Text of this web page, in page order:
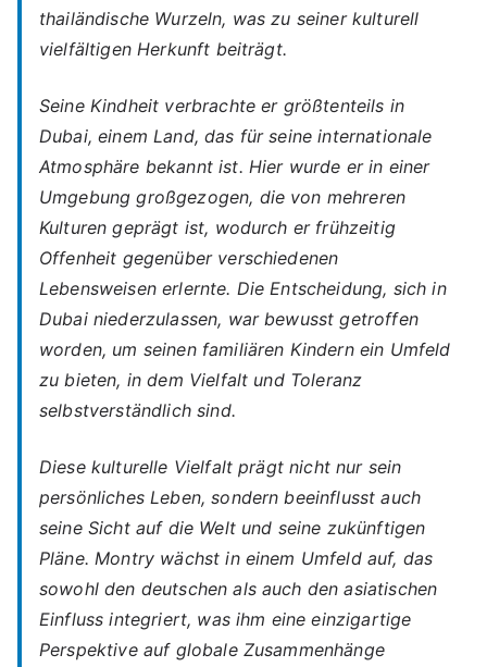
thailändische Wurzeln, was zu seiner kulturell
vielfältigen Herkunft beiträgt.
Seine Kindheit verbrachte er größtenteils in
Dubai, einem Land, das für seine internationale
Atmosphäre bekannt ist. Hier wurde er in einer
Umgebung großgezogen, die von mehreren
Kulturen geprägt ist, wodurch er frühzeitig
Offenheit gegenüber verschiedenen
Lebensweisen erlernte. Die Entscheidung, sich in
Dubai niederzulassen, war bewusst getroffen
worden, um seinen familiären Kindern ein Umfeld
zu bieten, in dem Vielfalt und Toleranz
selbstverständlich sind.
Diese kulturelle Vielfalt prägt nicht nur sein
persönliches Leben, sondern beeinflusst auch
seine Sicht auf die Welt und seine zukünftigen
Pläne. Montry wächst in einem Umfeld auf, das
sowohl den deutschen als auch den asiatischen
Einfluss integriert, was ihm eine einzigartige
Perspektive auf globale Zusammenhänge